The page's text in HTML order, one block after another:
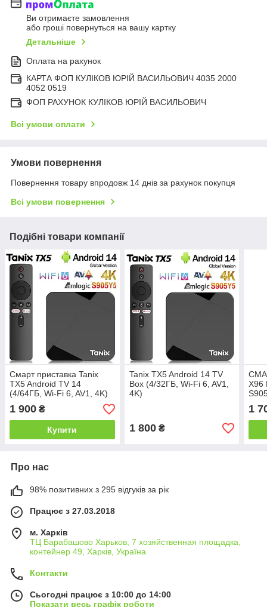
Ви отримаєте замовлення
або гроші повернуться на вашу картку
Детальніше
Оплата на рахунок
КАРТА ФОП КУЛІКОВ ЮРІЙ ВАСИЛЬОВИЧ 4035 2000
4052 0519
ФОП РАХУНОК КУЛІКОВ ЮРІЙ ВАСИЛЬОВИЧ
Всі умови оплати
Умови повернення
Повернення товару впродовж 14 днів за рахунок покупця
Всі умови повернення
Подібні товари компанії
Смарт приставка Tanix
TX5 Android TV 14
(4/64ГБ, Wi-Fi 6, AV1, 4K)
1 900 ₴
Купити
Tanix TX5 Android 14 TV
Box (4/32ГБ, Wi-Fi 6, AV1,
4K)
1 800₴
X96
14,
1
Про нас
98% позитивних з 295 відгуків за рік
Працює з 27.03.2018
м. Харків
ТЦ Барабашово Харьков, 7 хозяйственная площадка,
контейнер 49, Харків, Україна
Контакти
Сьогодні працює з 10:00 до 14:00
Показати весь графік роботи